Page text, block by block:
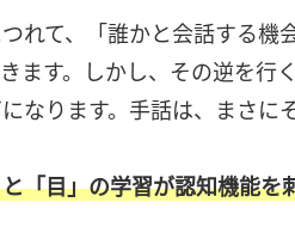
れて、「誰かと会話する
ます。しかし、その逆を
なります。手話は、まさに
「目」の学習が認知機能を